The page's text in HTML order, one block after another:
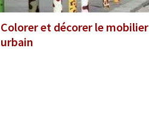
Colorer et décorer le mobilier
urbain